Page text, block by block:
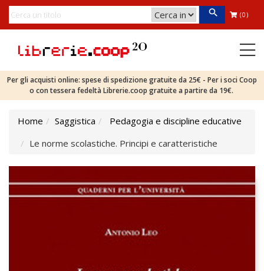
(0)
Per gli acquisti online: spese di spedizione gratuite da 25€ - Per i soci Coop
o con tessera fedeltà Librerie.coop gratuite a partire da 19€.
Home Saggistica
Pedagogia e discipline educative
Le norme scolastiche. Principi e caratteristiche